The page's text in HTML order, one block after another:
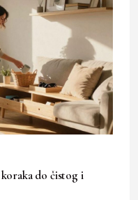
do čistog i